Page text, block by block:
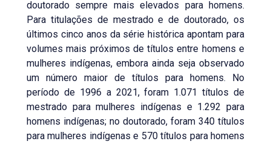
doutorado sempre mais elevados para homens.
Para titulações de mestrado e de doutorado, os
últimos cinco anos da série histórica apontam para
volumes mais próximos de títulos entre homens e
mulheres indígenas, embora ainda seja observado
um número maior de títulos para homens. No
período de 1996 a 2021, foram 1.071 títulos de
mestrado para mulheres indígenas e 1.292 para
homens indígenas; no doutorado, foram 340 títulos
para mulheres indígenas e 570 títulos para homens